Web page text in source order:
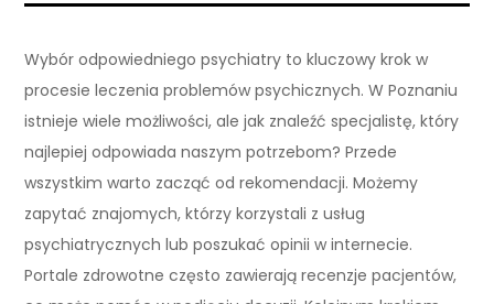
Wybór odpowiedniego psychiatry to kluczowy krok w
procesie leczenia problemów psychicznych. W Poznaniu
istnieje wiele możliwości, ale jak znaleźć specjalistę, który
najlepiej odpowiada naszym potrzebom? Przede
wszystkim warto zacząć od rekomendacji. Możemy
zapytać znajomych, którzy korzystali z usług
psychiatrycznych lub poszukać opinii w internecie.
Portale zdrowotne często zawierają recenzje pacjentów,